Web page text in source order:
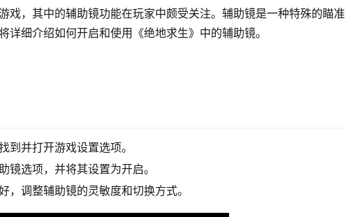
戏，其中的辅助镜功能在玩家中颇受关注。辅助镜是一种特殊的瞄准
细介绍如何开启和使用《绝地求生》中的辅助镜。
到并打开游戏设置选项。
选项，并将其设置为开启。
调整辅助镜的灵敏度和切换方式。